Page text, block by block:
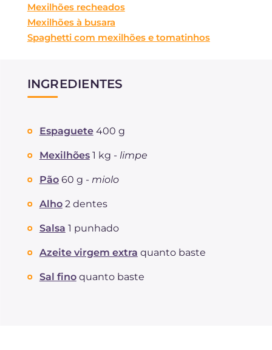
Mexilhões recheados
Mexilhões à busara
Spaghetti com mexilhões e tomatinhos
INGREDIENTES
Espaguete 400 g
Mexilhões 1 kg - limpe
Pão 60 g - miolo
Alho 2 dentes
Salsa 1 punhado
Azeite virgem extra quanto baste
Sal fino quanto baste